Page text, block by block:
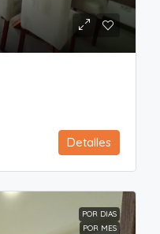
Detalles
POR DIAS
POR MES